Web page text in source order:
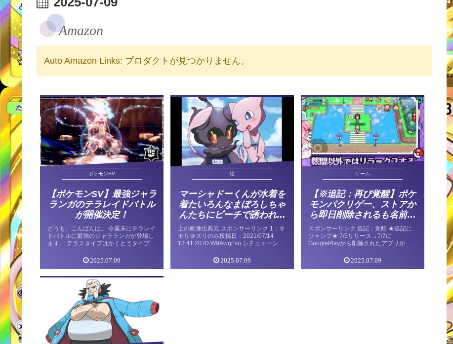
Amazon
Auto Amazon Links: プロダクトが見つかりません。
ポケモンSV
【ポケモンSV】最強ジャラ
ランガのテラレイドバトル
が開催決定！
どうも、こんばんは。 今週末にテラレイ
ドバトルに最強のジャラランガが登場し
ます。 テラスタイプはかくとうタイプで
ので、エスパーやフェアリータイプで挑
ピクシーで様子見しようと思います。 最
強のジャラランガ出現！？ イベント期間
出現ポケモン 終わりに… 最強のジャラ
ランガ出現！？ イベント期間 2025年7
月11日（金）9：00～7月14日（月）8：
59 2025年7月18日（金）9：00～7月21
日（月）8：59 出現ポケモン ★7：最強
のジャラランガ ★5：ハピナス（7月18
日（金…
2025.07.09
絵
マーシャドーくんが水着を
着たいろんなまぼろしちゃ
んたちにビーチで誘われて
タジタジになってしまうイ
ラストお願いします！
上の画像出典元 スポンサーリンク 1：キ
モリ＠ズリのみ投稿日：2021/07/14
12:41:20 ID:W9AwqFso シチュエーショ
くんがビーチサイドで逆ナンされてた
2025.07.09
ゲーム
【※追記：再び覚醒】ポケ
モンパクリゲー、ストアか
ら即日削除されるも名前を
変えて転生する
スポンサーリンク 追記：覚醒 ★追記に
ジャンプ★ 7/5リリース→7/7に
GooglePlayから削除されたアプリが･･･
違法アプリ、ヤバすぎる 1：チョンチー
2025.07.09